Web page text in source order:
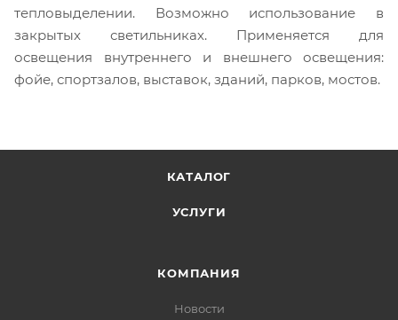
тепловыделении. Возможно использование в
закрытых светильниках. Применяется для
освещения внутреннего и внешнего освещения:
фойе, спортзалов, выставок, зданий, парков, мостов.
КАТАЛОГ
УСЛУГИ
КОМПАНИЯ
Новости